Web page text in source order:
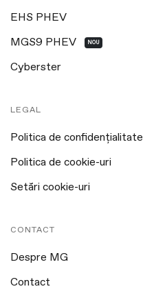
EHS PHEV
MGS9 PHEV NOU
Cyberster
LEGAL
Politica de confidențialitate
Politica de cookie-uri
Setări cookie-uri
CONTACT
Despre MG
Contact